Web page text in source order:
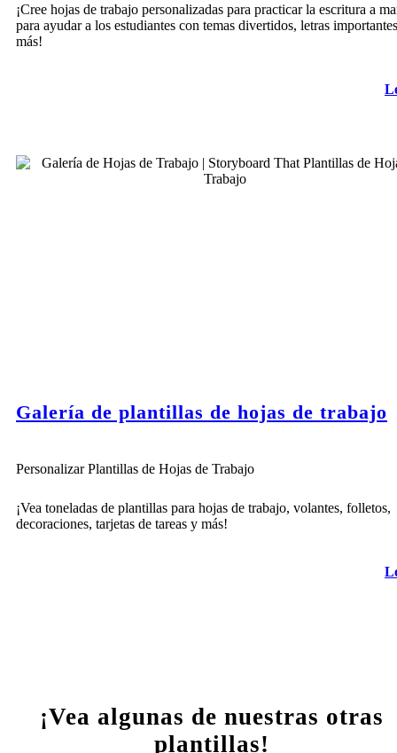
¡Cree hojas de trabajo personalizadas para practicar la escritura a
para ayudar a los estudiantes con temas divertidos, letras
más!
Galería de plantillas de hojas de trabajo
Personalizar Plantillas de Hojas de Trabajo
¡Vea toneladas de plantillas para hojas de trabajo, volantes, folletos,
decoraciones, tarjetas de tareas y más!
¡Vea algunas de nuestras otras
plantillas!